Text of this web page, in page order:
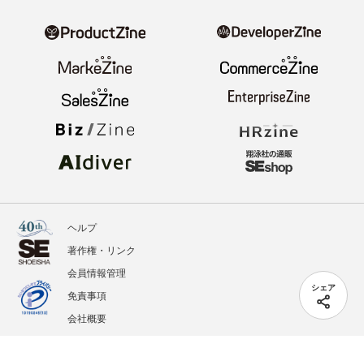
シェア
ヘルプ
著作権・リンク
会員情報管理
免責事項
会社概要